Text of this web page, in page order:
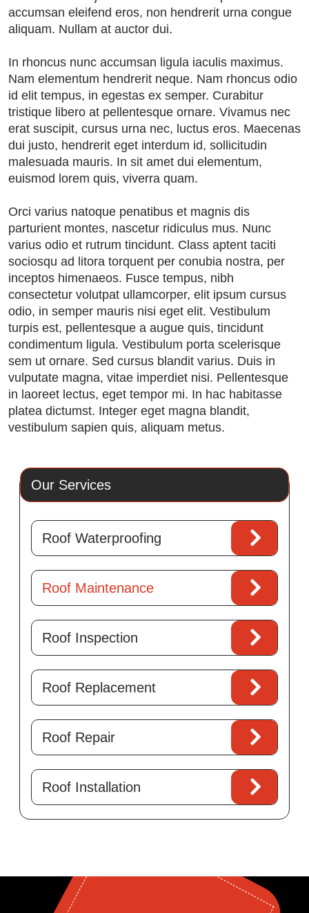
accumsan eleifend eros, non hendrerit urna congue
aliquam. Nullam at auctor dui.
In rhoncus nunc accumsan ligula iaculis maximus.
Nam elementum hendrerit neque. Nam rhoncus odio
id elit tempus, in egestas ex semper. Curabitur
tristique libero at pellentesque ornare. Vivamus nec
erat suscipit, cursus urna nec, luctus eros. Maecenas
dui justo, hendrerit eget interdum id, sollicitudin
malesuada mauris. In sit amet dui elementum,
euismod lorem quis, viverra quam.
Orci varius natoque penatibus et magnis dis
parturient montes, nascetur ridiculus mus. Nunc
varius odio et rutrum tincidunt. Class aptent taciti
sociosqu ad litora torquent per conubia nostra, per
inceptos himenaeos. Fusce tempus, nibh
consectetur volutpat ullamcorper, elit ipsum cursus
odio, in semper mauris nisi eget elit. Vestibulum
turpis est, pellentesque a augue quis, tincidunt
condimentum ligula. Vestibulum porta scelerisque
sem ut ornare. Sed cursus blandit varius. Duis in
vulputate magna, vitae imperdiet nisi. Pellentesque
in laoreet lectus, eget tempor mi. In hac habitasse
platea dictumst. Integer eget magna blandit,
vestibulum sapien quis, aliquam metus.
Our Services
Roof Waterproofing
Roof Maintenance
Roof Inspection
Roof Replacement
Roof Repair
Roof Installation